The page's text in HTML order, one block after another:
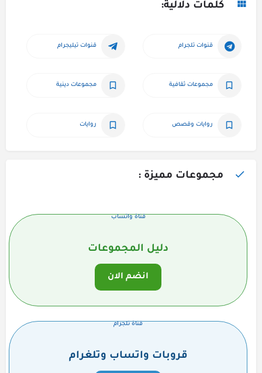
كلمات دلالية:
قنوات تلجرام قنوات تيليجرام
مجموعات ثقافية مجموعات دينية
روايات وقصص روايات
مجموعات مميزة :
قناة واتساب
دليل المجموعات
انضم الان
قناة تلجرام
قروبات واتساب وتلغرام